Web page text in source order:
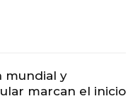
mundial y
marcan el inicio